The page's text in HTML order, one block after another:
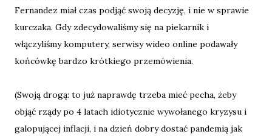
Fernandez miał czas podjąć swoją decyzję, i nie w sprawie
kurczaka. Gdy zdecydowaliśmy się na piekarnik i
włączyliśmy komputery, serwisy wideo online podawały
końcówkę bardzo krótkiego przemówienia.
(Swoją drogą: to już naprawdę trzeba mieć pecha, żeby
objąć rządy po 4 latach idiotycznie wywołanego kryzysu i
galopującej inflacji, i na dzień dobry dostać pandemią jak